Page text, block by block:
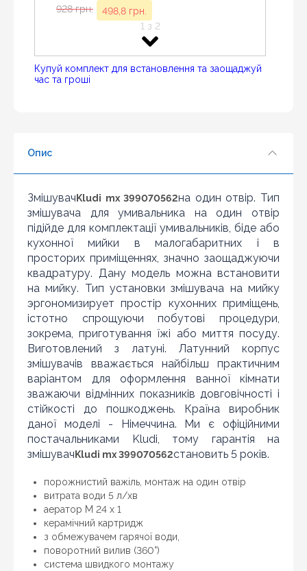
928 грн.
498,8 грн.
1 з 2
859 грн.
2 з 2
Купуй комплект для встановлення та заощаджуй
час та гроші
Опис
Змішувач Kludi mx 399070562на один отвір. Тип
змішувача для умивальника на один отвір
підійде для комплектації умивальників, біде або
кухонної мийки в малогабаритних і в
просторих приміщеннях, значно заощаджуючи
квадратуру. Дану модель можна встановити
на мийку. Тип установки змішувача на мийку
эргономизирует простір кухонних приміщень,
істотно спрощуючи побутові процедури,
зокрема, приготування їжі або миття посуду.
Виготовлений з латуні. Латунний корпус
змішувачів вважається найбільш практичним
варіантом для оформлення ванної кімнати
зважаючи відмінних показників довговічності і
стійкості до пошкоджень. Країна виробник
даної моделі - Німеччина. Ми є офіційними
постачальниками Kludi, тому гарантія на
змішувач Kludi mx 399070562становить 5 років.
порожнистий важіль, монтаж на один отвір
витрата води 5 л/хв
аератор M 24 x 1
керамічний картридж
з обмежувачем гарячої води,
поворотний вилив (360°)
система швидкого монтажу
Шановні клієнти нашого магазину! Якщо ви блукаючи
по інтернету знайшли ціну потрібного Вам товару
дешевше ніж у нас ... дайте нам знати, і ми будемо
раді запропонувати вигіднішу для Вас ціну (за умови,
що товар даної моделі повинен бути у конкурента в
наявності і ціна на даний товар в іншому інтернет-
Оновити капчу
Надіслати